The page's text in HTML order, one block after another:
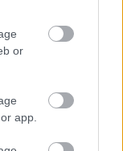
or
app.
Lemar – Luis
(lesión